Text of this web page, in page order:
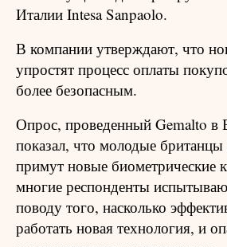
Италии Intesa Sanpaolo.
В компании утверждают, что
упростят процесс оплаты
более безопасным.
Опрос, проведенный Gemalto в
показал, что молодые
примут новые биометрические
многие респонденты
поводу того, насколько
работать новая технология, и